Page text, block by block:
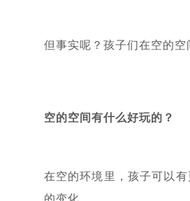
但事实呢？孩子们在空的
空的空间有什么好玩的？
在空的环境里，孩子可以